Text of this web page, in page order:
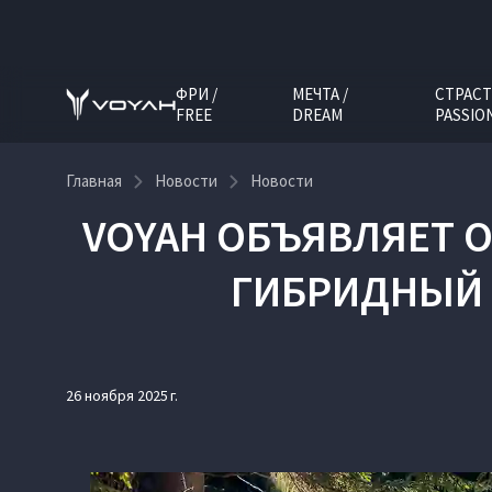
ФРИ /
FREE
МЕЧТА /
DREAM
Главная Новости Новости
VOYAH
ГИБРИДНЫЙ
26 ноября 2025 г.